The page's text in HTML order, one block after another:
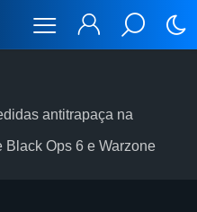
antitrapaça na
Black Ops 6 e Warzone